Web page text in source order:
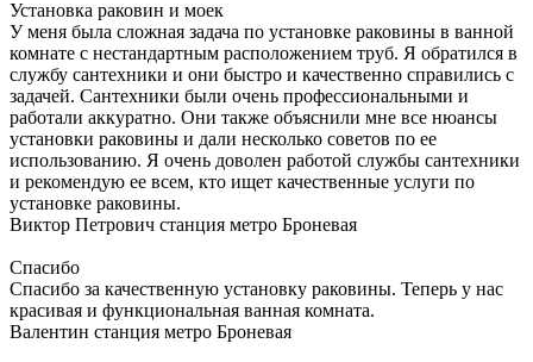
Установка раковин и моек
У меня была сложная задача по установке раковины в ванной
комнате с нестандартным расположением труб. Я обратился в
службу сантехники и они быстро и качественно справились с
задачей. Сантехники были очень профессиональными и
работали аккуратно. Они также объяснили мне все нюансы
установки раковины и дали несколько советов по ее
использованию. Я очень доволен работой службы сантехники
и рекомендую ее всем, кто ищет качественные услуги по
установке раковины.
Виктор Петрович станция метро Броневая
Спасибо
Спасибо за качественную установку раковины. Теперь у нас
красивая и функциональная ванная комната.
Валентин станция метро Броневая